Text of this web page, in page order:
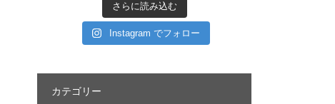
さらに読み込む
Instagram でフォロー
カテゴリー